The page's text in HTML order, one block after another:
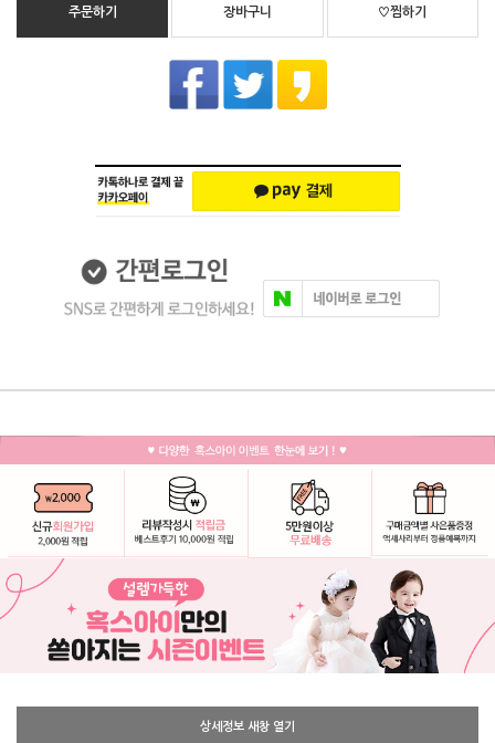
주문하기 장바구니 ♡찜하기
상세정보 새창 열기